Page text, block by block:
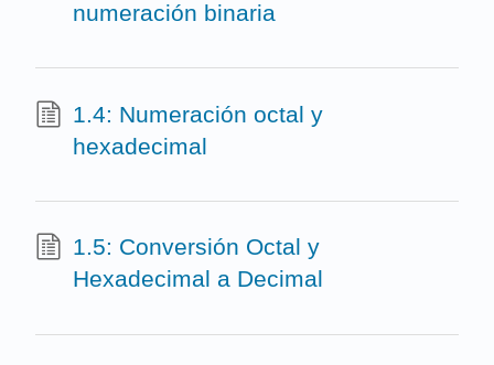
numeración binaria
1.4: Numeración octal y
hexadecimal
1.5: Conversión Octal y
Hexadecimal a Decimal